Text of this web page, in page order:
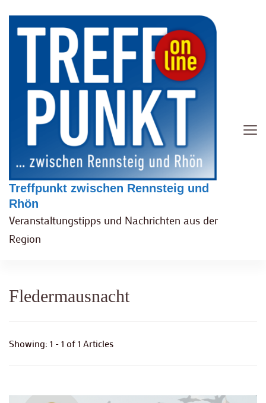
Treffpunkt zwischen Rennsteig und
Rhön
Veranstaltungstipps und Nachrichten aus der
Region
Fledermausnacht
Showing: 1 - 1 of 1 Articles